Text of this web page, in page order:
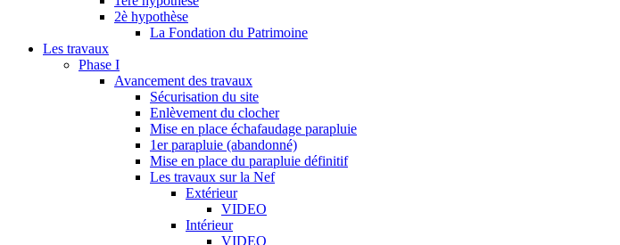
2è hypothèse
La Fondation du Patrimoine
Les travaux
Phase I
Avancement des travaux
Sécurisation du site
Enlèvement du clocher
Mise en place échafaudage parapluie
1er parapluie (abandonné)
Mise en place du parapluie définitif
Les travaux sur la Nef
Extérieur
VIDEO
Intérieur
VIDEO